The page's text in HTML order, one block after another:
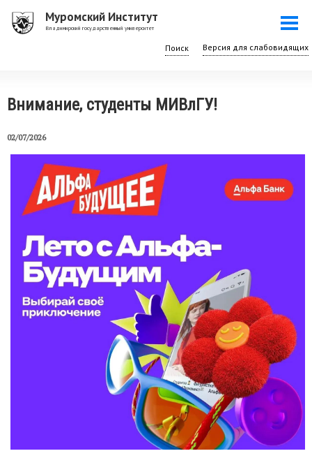
Перейти
Муромский Институт
Владимирский государственный университет
Поиск
Внимание, студенты МИВлГУ!
02/07/2026